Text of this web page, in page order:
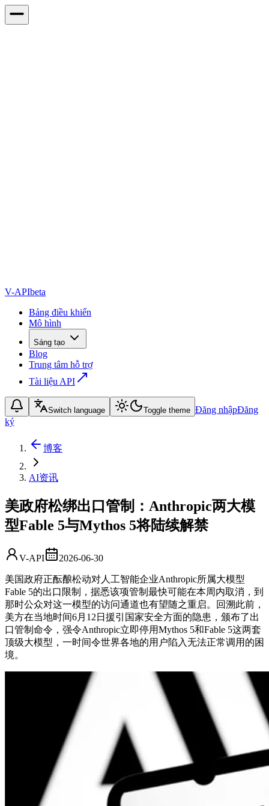
V-APIbeta
Bảng điều khiển
Mô hình
Sáng tạo
Blog
Trung tâm hỗ trợ
Tài liệu API
Switch language Toggle theme Đăng nhậpĐăng
ký
博客
AI资讯
美政府松绑出口管制：Anthropic两大模
型Fable 5与Mythos 5将陆续解禁
V-API 2026-06-30
美国政府正酝酿松动对人工智能企业Anthropic所属大模型
Fable 5的出口限制，据悉该项管制最快可能在本周内取消，到
那时公众对这一模型的访问通道也有望随之重启。回溯此前，
美方在当地时间6月12日援引国家安全方面的隐患，颁布了出
口管制命令，强令Anthropic立即停用Mythos 5和Fable 5这两套
顶级大模型，一时间令世界各地的用户陷入无法正常调用的困
境。